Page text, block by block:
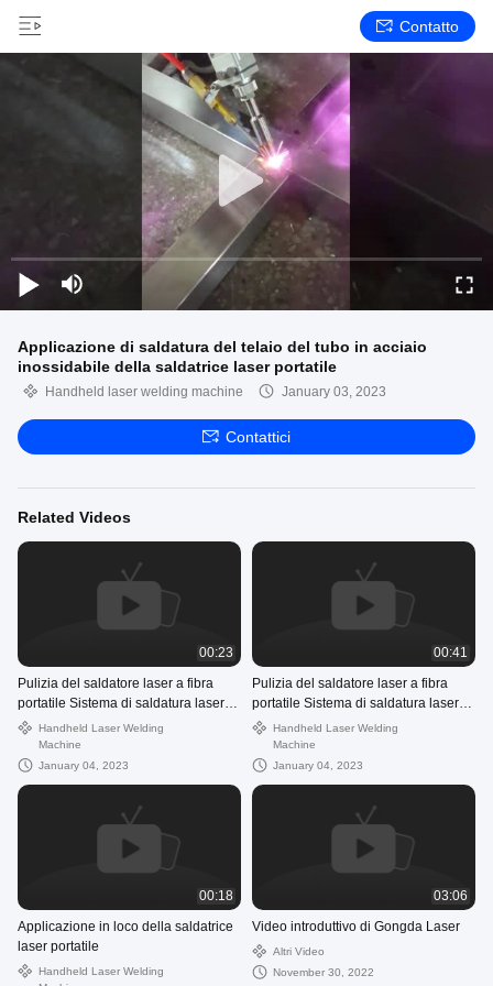
Contatto
Applicazione di saldatura del telaio del tubo in acciaio
inossidabile della saldatrice laser portatile
Handheld laser welding machine January 03, 2023
Contattici
Related Videos
00:23
Pulizia del saldatore laser a fibra
portatile Sistema di saldatura laser
continuo Lightweld 1500
Handheld Laser Welding
Machine
January 04, 2023
00:41
Pulizia del saldatore laser a fibra
portatile Sistema di saldatura laser
continuo Lightweld 1500
Handheld Laser Welding
Machine
January 04, 2023
00:18
Applicazione in loco della saldatrice
laser portatile
Handheld Laser Welding
03:06
Video introduttivo di Gongda Laser
Altri Video
November 30, 2022